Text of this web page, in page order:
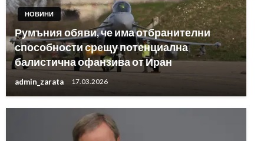
НОВИНИ
Румъния обяви, че има отбранителни
способности срещу потенциална
балистична офанзива от Иран
admin_zarata 17.03.2026